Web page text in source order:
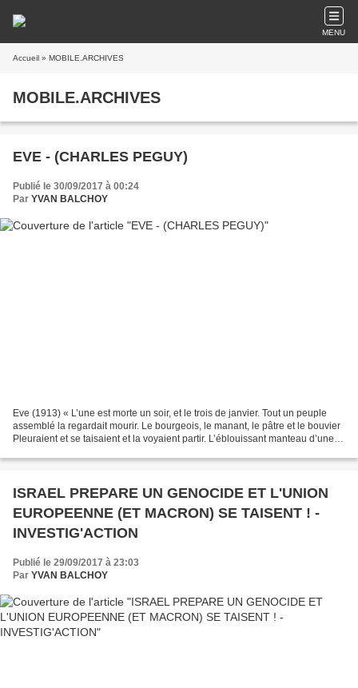
MENU
Accueil » MOBILE.ARCHIVES
MOBILE.ARCHIVES
EVE - (CHARLES PEGUY)
Publié le 30/09/2017 à 00:24
Par YVAN BALCHOY
Eve (1913) « L’une est morte un soir, et le trois de janvier. Tout un peuple
assemblé la regardait mourir. Le bourgeois, le manant, le pâtre et le bouvier
Pleuraient et se taisaient et la voyaient partir. L’éblouissant manteau d’une
ISRAEL PREPARE UN GENOCIDE ET L'UNION
EUROPEENNE (ET MACRON) SE TAISENT ! -
INVESTIG'ACTION
Publié le 29/09/2017 à 23:03
Par YVAN BALCHOY